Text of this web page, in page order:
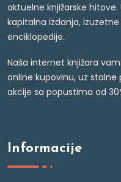
aktuelne knjižarske
kapitalna izdanja,
enciklopedije.
Naša internet knjižara
online kupovinu, uz stalne
akcije sa popustima od
Informacije